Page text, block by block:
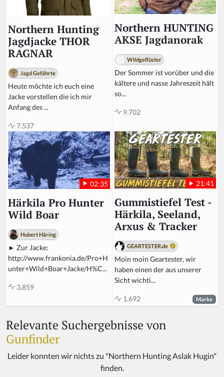
r
e
t
hi
s
fi
el
d
Northern Hunting
Jagdjacke THOR
RAGNAR
Jagd Gefährte
Heute möchte ich euch eine
Jacke vorstellen die ich mir
Anfang des ...
7.537
Northern HUNTING
AKSE Jagdanorak
Wildgeflüster
Der Sommer ist vorüber und die
kältere und nasse Jahreszeit hält
so...
9.702
02:35
Härkila Pro Hunter
Wild Boar
Hubert Häring
► Zur Jacke:
http://www.frankonia.de/Pro+H
unter+Wild+Boar+Jacke/H%C...
3.859
21:41
Gummistiefel Test -
Härkila, Seeland,
Arxus & Tracker
GEARTESTER.de
Moin moin Geartester, wir
haben einen der aus unserer
Sicht wichti...
1.692 Marke
Relevante Suchergebnisse von
Gunfinder